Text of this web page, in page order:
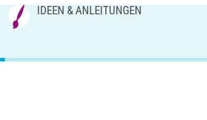
IDEEN & ANLEITUNGEN